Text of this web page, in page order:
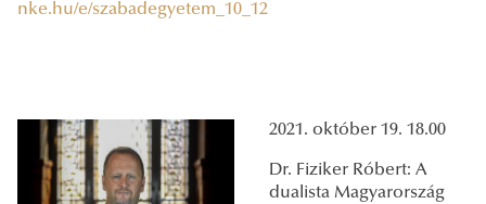
nke.hu/e/szabadegyetem_10_12
2021. október 19. 18.00
Dr. Fiziker Róbert: A
dualista Magyarország